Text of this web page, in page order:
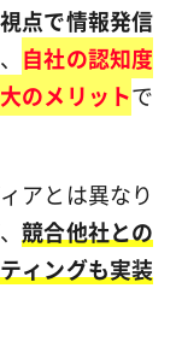
点で情報発信
自社の認知度
のメリットで
アとは異なり
競合他社との
ィングも実装